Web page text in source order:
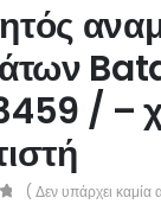
/ –
( Δεν υπάρχει καμία